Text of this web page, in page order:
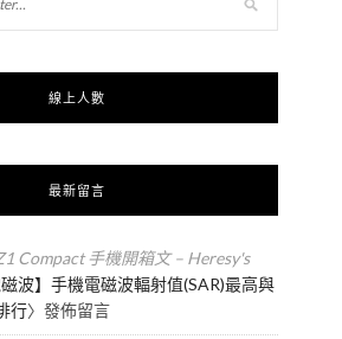
線上人數
最新留言
Compact 手機開箱文 – Heresy's
磁波】手機電磁波輻射值(SAR)最高與
行〉發佈留言